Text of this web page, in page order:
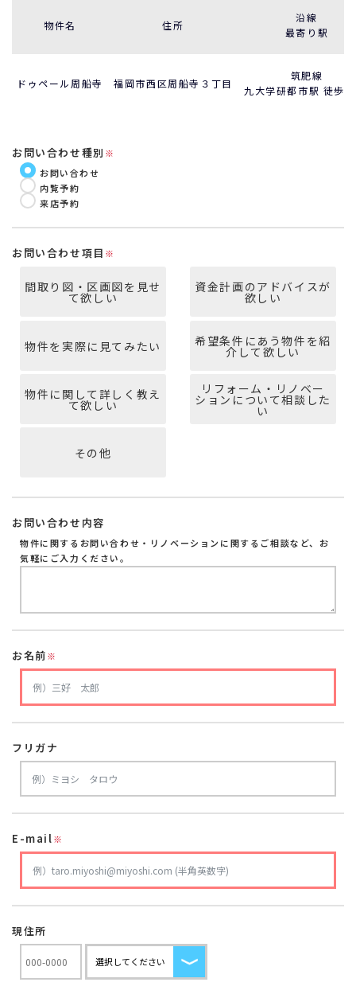
物件名 住所
沿線
最寄り駅
ドゥペール周船寺 福岡市西区周船寺３丁目
筑肥線
九大学研都市駅 徒歩
お問い合わせ種別 ※
お問い合わせ
内覧予約
来店予約
お問い合わせ項目 ※
間取り図・区画図を見せ
て欲しい
資金計画のアドバイスが
欲しい
物件を実際に見てみたい 希望条件にあう物件を紹
介して欲しい
物件に関して詳しく教え
て欲しい
リフォーム・リノベー
ションについて相談した
い
その他
お問い合わせ内容
物件に関するお問い合わせ・リノベーションに関するご相談など、お
気軽にご入力ください。
お名前※
フリガナ
E-mail※
現住所